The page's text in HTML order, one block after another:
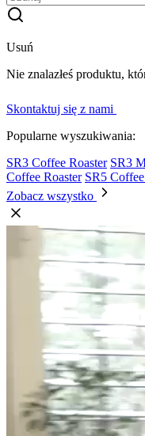
Usuń
Nie znalazłeś produktu,
Skontaktuj się z nami
Popularne wyszukiwania:
SR3 Coffee Roaster SR3
Coffee Roaster SR5
Zobacz wszystko